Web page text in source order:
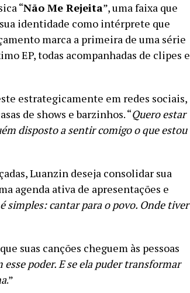
“Não Me Rejeita”, uma faixa que
identidade como intérprete que
marca a primeira de uma série
EP, todas acompanhadas de clipes e
estrategicamente em redes sociais,
de shows e barzinhos. “Quero estar
disposto a sentir comigo o que estou
Luanzin deseja consolidar sua
agenda ativa de apresentações e
simples: cantar para o povo. Onde tiver
suas canções cheguem às pessoas
esse poder. E se ela puder transformar
.”